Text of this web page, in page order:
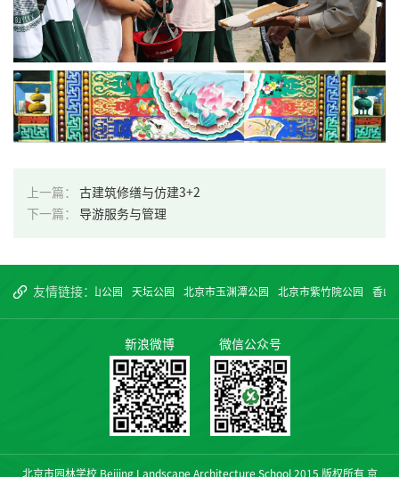
上一篇： 古建筑修缮与仿建3+2
下一篇： 导游服务与管理
友情链接：
园林博物馆 景山公园 天坛公园 北京市玉渊潭公园 北京市紫竹院公园 香山公
新浪微博 微信公众号
北京市园林学校 Beijing Landscape Architecture School 2015 版权所有 京